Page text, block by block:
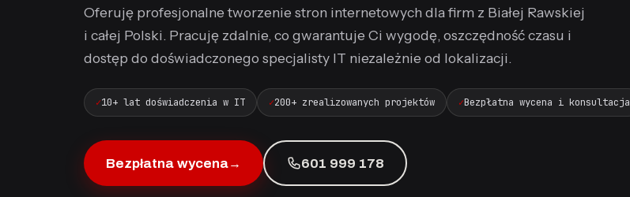
Oferuję profesjonalne tworzenie stron internetowych dla firm z Białej Rawskiej
i całej Polski. Pracuję zdalnie, co gwarantuje Ci wygodę, oszczędność czasu i
dostęp do doświadczonego specjalisty IT niezależnie od lokalizacji.
10+ lat doświadczenia w IT 200+ zrealizowanych projektów Bezpłatna wycena i konsultacja
Bezpłatna wycena→ 601 999 178